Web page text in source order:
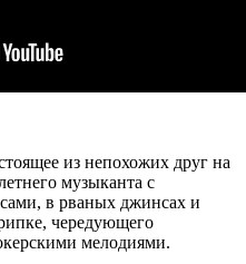
из непохожих друг на
музыканта с
в рваных джинсах и
чередующего
мелодиями.